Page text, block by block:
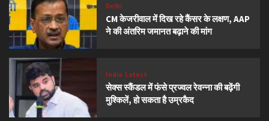
Delhi
CM केजरीवाल में दिख रहे कैंसर के लक्षण, AAP
ने की अंतरिम जमानत बढ़ाने की मांग
India Latest
सेक्स स्कैंडल में फंसे प्रज्वल रेवन्ना की बढ़ेंगी
मुश्किलें, हो सकता है उम्रकैद